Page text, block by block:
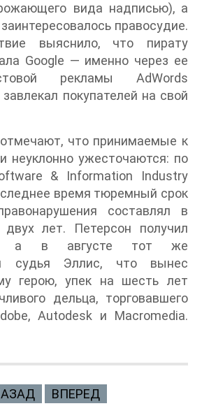
вида надписью), а
правосудие.
выяснило, что пирату
Google — именно через ее
рекламы AdWords
покупателей на свой
что принимаемые к
неуклонно ужесточаются: по
& Information Industry
время тюремный срок
составлял в
лет. Петерсон получил
а в августе тот же
судья Эллис, что вынес
герою, упек на шесть лет
дельца, торговавшего
Autodesk и Macromedia.
ВПЕРЕД